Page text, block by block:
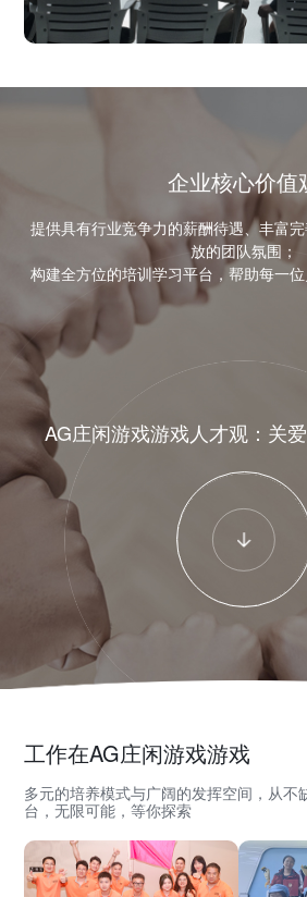
企业核心价值
提供具有行业竞争力的薪酬待遇、丰富
放的团队氛围；
构建全方位的培训学习平台，帮助每一位
AG庄闲游戏游戏人才观：关
工作在AG庄闲游戏游戏
多元的培养模式与广阔的发挥空间，从不
台，无限可能，等你探索